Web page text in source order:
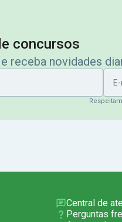
concursos
receba novidades
Central de
Perguntas